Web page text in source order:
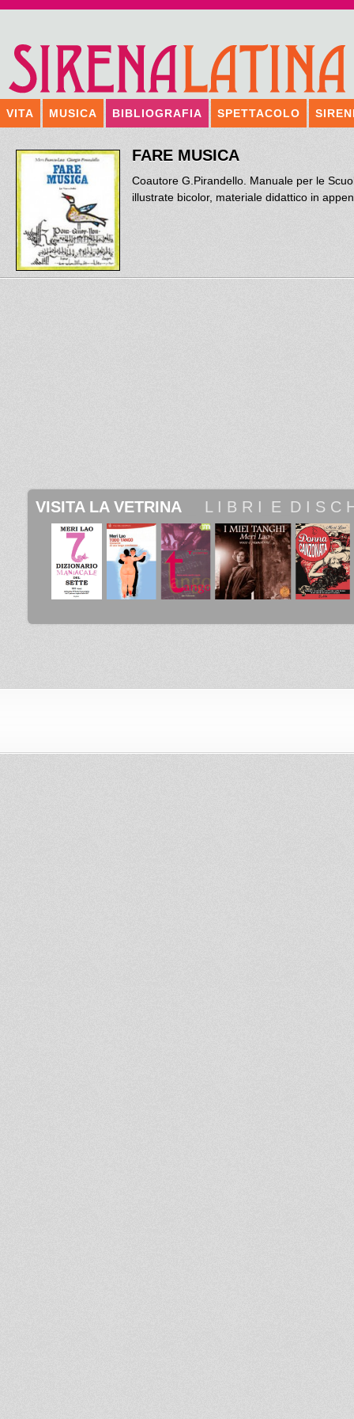
VITA MUSICA BIBLIOGRAFIA SPETTACOLO
FARE MUSICA
Coautore G.Pirandello. Manuale per le
illustrate bicolor, materiale didattico in
VISITA LA VETRINA L I B R I E D I S C